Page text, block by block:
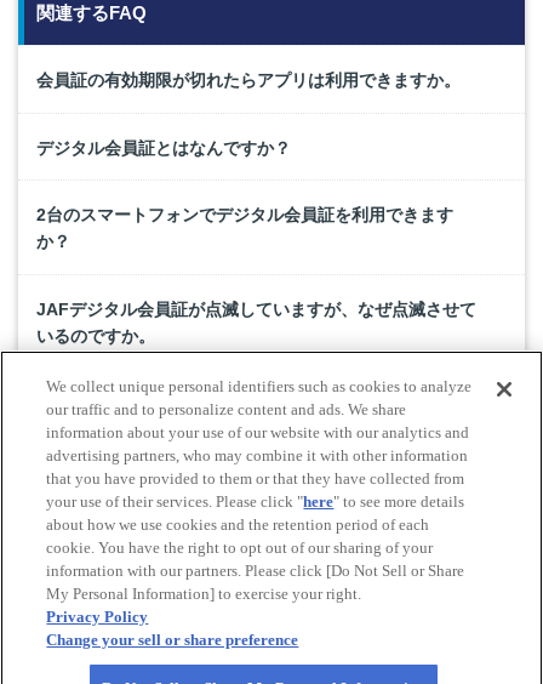
関連するFAQ
会員証の有効期限が切れたらアプリは利用できますか。
デジタル会員証とはなんですか？
2台のスマートフォンでデジタル会員証を利用できます
か？
JAFデジタル会員証が点滅していますが、なぜ点滅させて
いるのですか。
デジタル会員証が使えるようになってもプラスチック会
員証は発行されるのですか？返却する必要はあります
か？
Do Not Sell or Share My Personal Information
© All rights reserved. JAF
We collect unique personal identifiers such as cookies to analyze
our traffic and to personalize content and ads. We share
information about your use of our website with our analytics and
advertising partners, who may combine it with other information
that you have provided to them or that they have collected from
your use of their services. Please click "here" to see more details
about how we use cookies and the retention period of each
cookie. You have the right to opt out of our sharing of your
information with our partners. Please click [Do Not Sell or Share
My Personal Information] to exercise your right.
Privacy Policy
Change your sell or share preference